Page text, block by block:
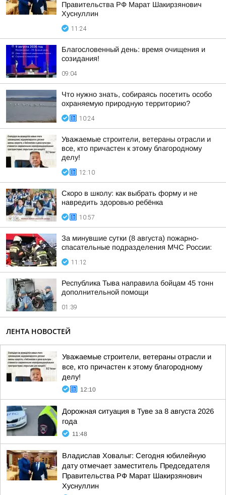
Правительства РФ Марат Шакирзянович
Хуснуллин
11:24
Благословенный день: время очищения и
созидания!
09:04
Что нужно знать, собираясь посетить особо
охраняемую природную территорию?
10:24
Уважаемые строители, ветераны отрасли и
все, кто причастен к этому благородному
делу!
12:10
Скоро в школу: как выбрать форму и не
навредить здоровью ребёнка
10:57
За минувшие сутки (8 августа) пожарно-
спасательные подразделения МЧС России:
11:12
Республика Тыва направила бойцам 45 тонн
дополнительной помощи
01:39
ЛЕНТА НОВОСТЕЙ
Уважаемые строители, ветераны отрасли и
все, кто причастен к этому благородному
делу!
12:10
Дорожная ситуация в Туве за 8 августа 2026
года
11:48
Владислав Ховалыг: Сегодня юбилейную
дату отмечает заместитель Председателя
Правительства РФ Марат Шакирзянович
Хуснуллин